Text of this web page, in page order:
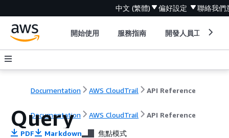
中文 (繁體) 偏好設定 聯絡我們
開始使用 服務指南 開發人員工具
Documentation AWS CloudTrail API Reference
Documentation AWS CloudTrail API Reference
Query
PDF Markdown 焦點模式